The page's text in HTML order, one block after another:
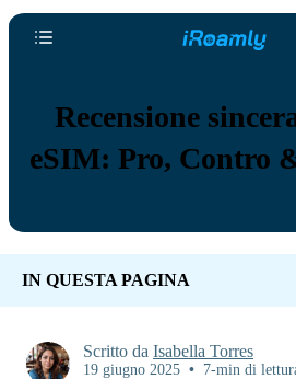
Recensione
eSIM: Pro, Contro
IN QUESTA PAGINA
Scritto da Isabella Torres
19 giugno 2025 • 7-min di